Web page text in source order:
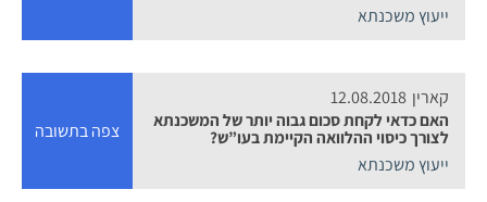
ייעוץ משכנתא
קארין 12.08.2018
האם כדאי לקחת סכום גבוה יותר של המשכנתא
לצורך כיסוי ההלוואה הקיימת בעו”ש?
ייעוץ משכנתא
צפה בתשובה